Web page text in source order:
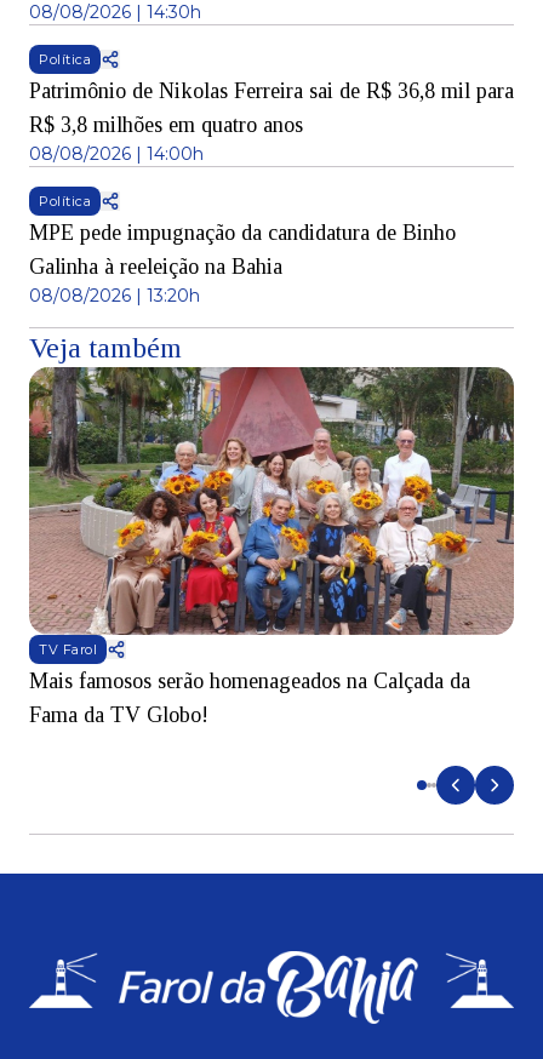
08/08/2026 | 14:30h
Política
Patrimônio de Nikolas Ferreira sai de R$ 36,8 mil para
R$ 3,8 milhões em quatro anos
08/08/2026 | 14:00h
Política
MPE pede impugnação da candidatura de Binho
Galinha à reeleição na Bahia
08/08/2026 | 13:20h
Veja também
TV Farol
Mais famosos serão homenageados na Calçada da
Fama da TV Globo!